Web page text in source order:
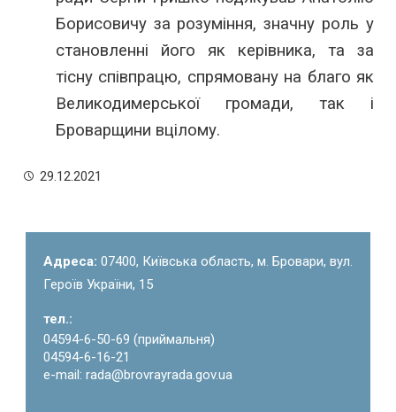
Борисовичу за розуміння, значну роль у
становленні його як керівника, та за
тісну співпрацю, спрямовану на благо як
Великодимерської громади, так і
Броварщини вцілому.
29.12.2021
Адреса: 07400, Київська область, м. Бровари, вул.
Героїв України, 15
тел.:
04594-6-50-69 (приймальня)
04594-6-16-21
e-mail: rada@brovrayrada.gov.ua